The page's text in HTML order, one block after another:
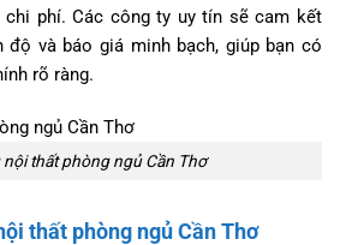
chi phí. Các công ty uy tín sẽ cam kết
độ và báo giá minh bạch, giúp bạn có
rõ ràng.
nội thất phòng ngủ Cần Thơ
thất phòng ngủ Cần Thơ